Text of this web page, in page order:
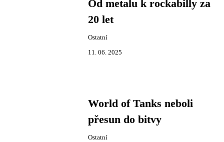
Od metalu k rockabilly za
20 let
Ostatní
11. 06. 2025
World of Tanks neboli
přesun do bitvy
Ostatní